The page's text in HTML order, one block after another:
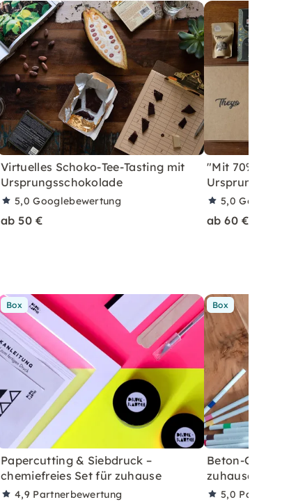
Virtuelles Schoko-Tee-Tasting mit
Ursprungsschokolade
5,0Googlebewertung
ab 50 €
"Mit 70% um
5,0
ab 60 €
Box
Papercutting & Siebdruck –
chemiefreies Set für zuhause
4,9 Partnerbewertung
Box
Beton-
zuhause mit
5,0